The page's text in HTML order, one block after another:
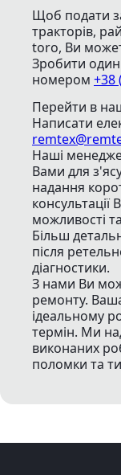
Щоб подати
тракторів,
toro, Ви
Зробити
номером +38
Перейти в
Написати
Наші
Вами для
надання
консультації
можливості
Більш
після
діагностики.
З нами Ви
ремонту.
ідеальному
термін. Ми
виконаних
поломки та